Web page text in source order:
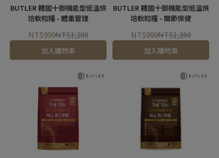
BUTLER 韓國十御機能型低溫烘
培軟粒糧 - 體重管理
NT$999NT$1,200
加入購物車
BUTLER 韓國十御機能型低溫烘
培軟粒糧 - 關節保健
NT$999NT$1,200
加入購物車